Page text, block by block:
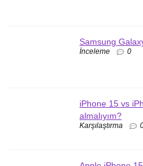
Samsung
İnceleme 0
iPhone 15 vs
almalıyım?
Karşılaştırma